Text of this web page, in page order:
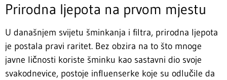
Prirodna ljepota na prvom mjestu
U današnjem svijetu šminkanja i filtra, prirodna ljepota
je postala pravi raritet. Bez obzira na to što mnoge
javne ličnosti koriste šminku kao sastavni dio svoje
svakodnevice, postoje influenserke koje su odlučile da